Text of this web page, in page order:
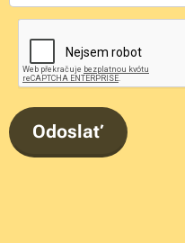
Odoslať